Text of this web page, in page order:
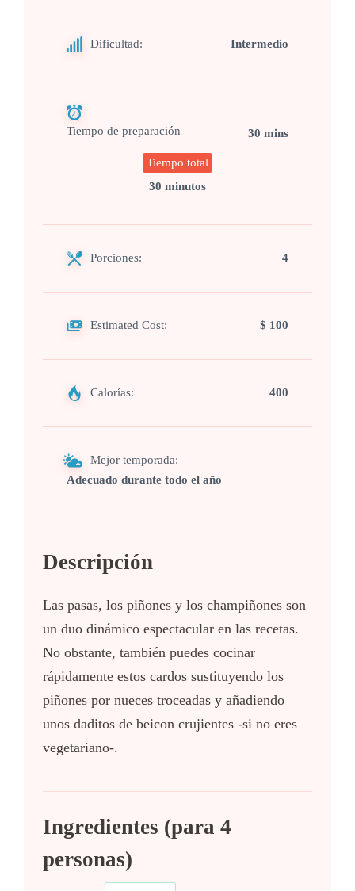
Dificultad: Intermedio
Tiempo de preparación 30 mins
Tiempo total
30 minutos
Porciones: 4
Estimated Cost: $ 100
Calorías: 400
Mejor temporada:
Adecuado durante todo el año
Descripción
Las pasas, los piñones y los champiñones son
un duo dinámico espectacular en las recetas.
No obstante, también puedes cocinar
rápidamente estos cardos sustituyendo los
piñones por nueces troceadas y añadiendo
unos daditos de beicon crujientes -si no eres
vegetariano-.
Ingredientes (para 4
personas)